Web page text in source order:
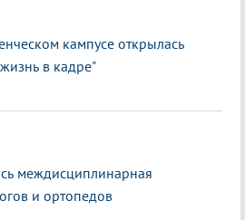
кампусе открылась
в кадре"
междисциплинарная
и ортопедов